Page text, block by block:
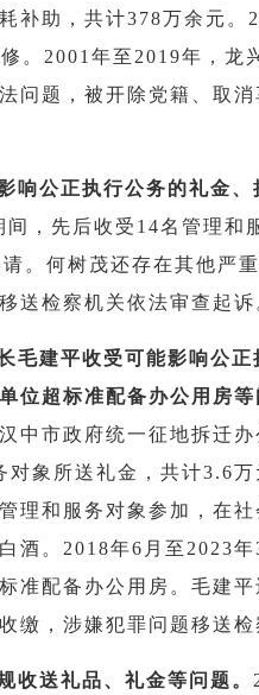
补助，共计378万余元。
。2001年至2019年，龙
问题，被开除党籍、取
响公正执行公务的礼金
，先后收受14名管理和
。何树茂还存在其他严
送检察机关依法审查起诉
建平收受可能影响公正
位超标准配备办公用房等
中市政府统一征地拆迁
象所送礼金，共计3.6
理和服务对象参加，在
酒。2018年6月至2023
准配备办公用房。毛建
缴，涉嫌犯罪问题移送检
收送礼品、礼金等问题。